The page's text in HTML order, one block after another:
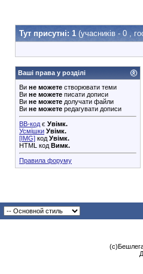
Тут присутні: 1 (учасників - 0 ,
Ваші права у розділі
Ви не можете створювати теми
Ви не можете писати дописи
Ви не можете долучати файли
Ви не можете редагувати дописи
BB-код є Увімк.
Усмішки Увімк.
[IMG] код Увімк.
HTML код Вимк.
Правила форуму